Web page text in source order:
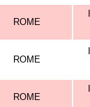
ROME
ROME
ROME